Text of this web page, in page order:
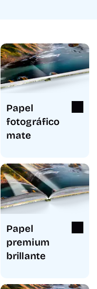
Papel
fotográfico
mate
Papel
premium
brillante